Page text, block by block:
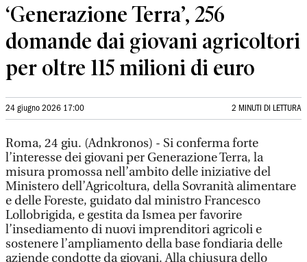
‘Generazione Terra’, 256
domande dai giovani agricoltori
per oltre 115 milioni di euro
24 giugno 2026 17:00 2 MINUTI DI LETTURA
Roma, 24 giu. (Adnkronos) - Si conferma forte
l’interesse dei giovani per Generazione Terra, la
misura promossa nell’ambito delle iniziative del
Ministero dell’Agricoltura, della Sovranità alimentare
e delle Foreste, guidato dal ministro Francesco
Lollobrigida, e gestita da Ismea per favorire
l’insediamento di nuovi imprenditori agricoli e
sostenere l’ampliamento della base fondiaria delle
aziende condotte da giovani. Alla chiusura dello